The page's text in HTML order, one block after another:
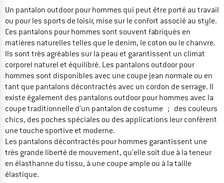
Un pantalon outdoor pour hommes qui peut être porté au travail
ou pour les sports de loisir, mise sur le confort associé au style.
Ces pantalons pour hommes sont souvent fabriqués en
matières naturelles telles que le denim, le coton ou le chanvre.
Ils sont très agréables sur la peau et garantissent un climat
corporel naturel et équilibré. Les pantalons outdoor pour
hommes sont disponibles avec une coupe jean normale ou en
tant que pantalons décontractés avec un cordon de serrage. Il
existe également des pantalons outdoor pour hommes avec la
coupe traditionnelle d'un pantalon de costume ; des couleurs
chics, des poches spéciales ou des applications leur confèrent
une touche sportive et moderne.
Les pantalons décontractés pour hommes garantissent une
très grande liberté de mouvement, qu'elle soit due à la teneur
en élasthanne du tissu, à une coupe ample ou à la taille
élastique.